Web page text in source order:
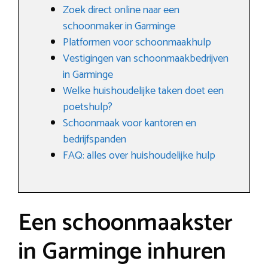
Zoek direct online naar een
schoonmaker in Garminge
Platformen voor schoonmaakhulp
Vestigingen van schoonmaakbedrijven
in Garminge
Welke huishoudelijke taken doet een
poetshulp?
Schoonmaak voor kantoren en
bedrijfspanden
FAQ: alles over huishoudelijke hulp
Een schoonmaakster
in Garminge inhuren